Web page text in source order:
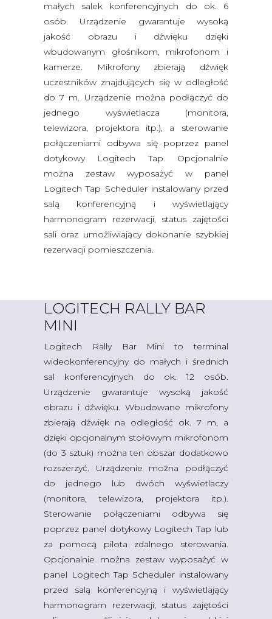
małych salek konferencyjnych do ok. 6
osób. Urządzenie gwarantuje wysoką
jakość obrazu i dźwięku dzięki
wbudowanym głośnikom, mikrofonom i
kamerze. Mikrofony zbierają dźwięk
uczestników znajdujących się w odległość
do 7 m. Urządzenie można podłączyć do
jednego wyświetlacza (monitora,
telewizora, projektora itp.), a sterowanie
połączeniami odbywa się poprzez panel
dotykowy Logitech Tap. Opcjonalnie
można zestaw wyposażyć w panel
Logitech Tap Scheduler instalowany przed
salą konferencyjną i wyświetlający
harmonogram rezerwacji, status zajętości
sali oraz umożliwiający dokonanie szybkiej
rezerwacji pomieszczenia.
LOGITECH RALLY BAR
MINI
Logitech Rally Bar Mini to terminal
wideokonferencyjny do małych i średnich
sal konferencyjnych do ok. 12 osób.
Urządzenie gwarantuje wysoką jakość
obrazu i dźwięku. Wbudowane mikrofony
zbierają dźwięk na odległość ok. 7 m, a
dzięki opcjonalnym stołowym mikrofonom
(do 3 sztuk) można ten obszar dodatkowo
rozszerzyć. Urządzenie można podłączyć
do jednego lub dwóch wyświetlaczy
(monitora, telewizora, projektora itp.).
Sterowanie połączeniami odbywa się
poprzez panel dotykowy Logitech Tap lub
za pomocą pilota zdalnego sterowania.
Opcjonalnie można zestaw wyposażyć w
panel Logitech Tap Scheduler instalowany
przed salą konferencyjną i wyświetlający
harmonogram rezerwacji, status zajętości